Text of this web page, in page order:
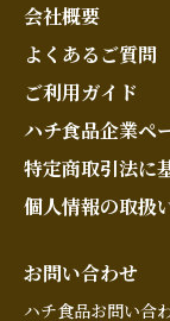
会社概要
よくあるご質問
ご利用ガイド
ハチ食品企業ペ
特定商取引法に
個人情報の取扱
お問い合わせ
ハチ食品お問い合